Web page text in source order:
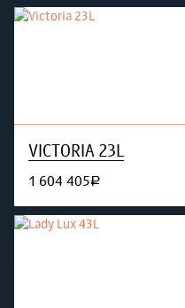
VICTORIA 23L
1 604 405руб.